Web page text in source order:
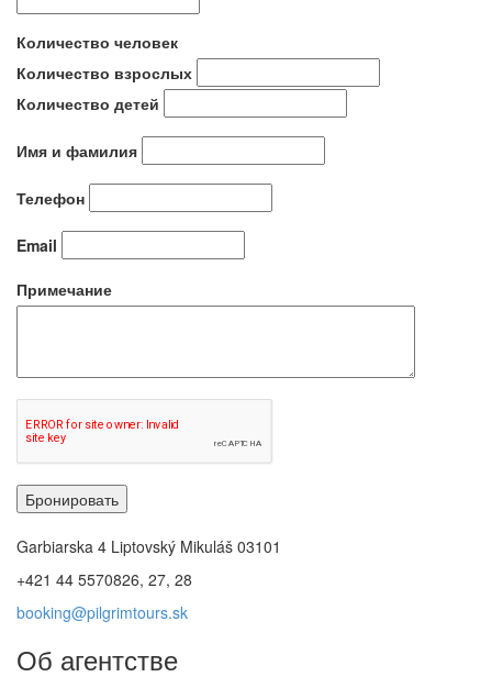
Количество человек
Количество взрослых
Количество детей
Имя и фамилия
Телефон
Email
Примечание
Бронировать
Garbiarska 4 Liptovský Mikuláš 03101
+421 44 5570826, 27, 28
booking@pilgrimtours.sk
Об агентстве